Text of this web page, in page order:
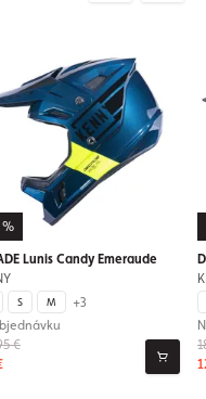
%
Lunis Candy Emeraude
S M +3
€